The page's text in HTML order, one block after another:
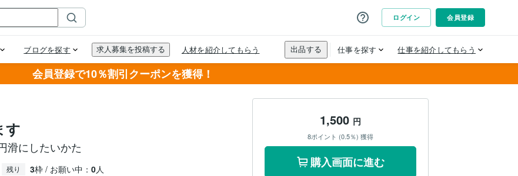
会員登録で10％割引クーポンを獲得！
す
滑にしたいかた
残り 3枠 / お願い中： 0人
1,500 円
8ポイント (0.5％) 獲得
購入画面に進む